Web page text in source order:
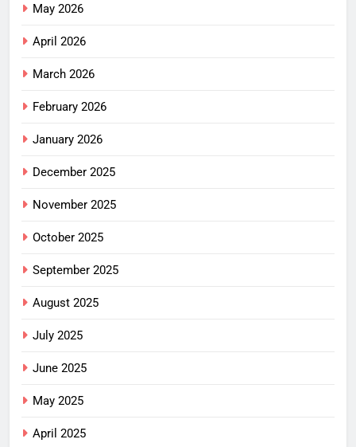
May 2026
April 2026
March 2026
February 2026
January 2026
December 2025
November 2025
October 2025
September 2025
August 2025
July 2025
June 2025
May 2025
April 2025